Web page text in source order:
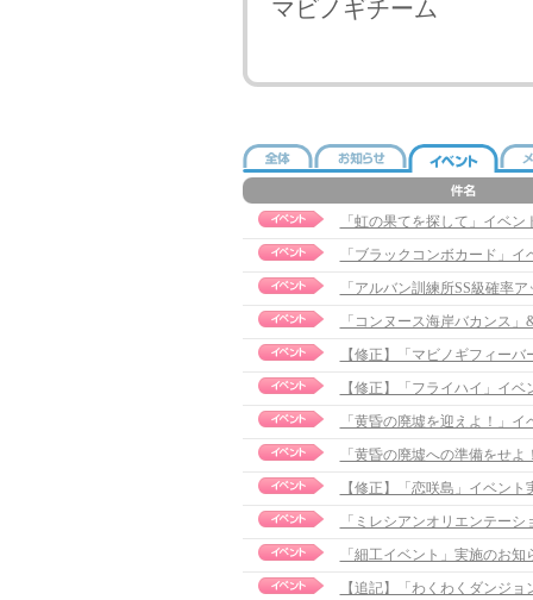
マビノギチーム
「虹の果てを探して」イベ
「ブラックコンボカード」
「アルバン訓練所SS級確率
「コンヌース海岸バカンス
【修正】「マビノギフィー
【修正】「フライハイ」イ
「黄昏の廃墟を迎えよ！」
「黄昏の廃墟への準備をせ
【修正】「恋咲島」イベン
「ミレシアンオリエンテー
「細工イベント」実施のお知
【追記】「わくわくダンジ